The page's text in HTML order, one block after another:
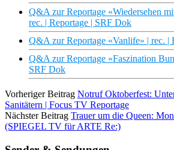
Q&A zur Reportage «Wiedersehen
rec. | Reportage | SRF Dok
Q&A zur Reportage «Vanlife» | rec. |
Q&A zur Reportage «Faszination
SRF Dok
Vorheriger Beitrag Notruf Oktoberfest:
Sanitätern | Focus TV Reportage
Nächster Beitrag Trauer um die Queen:
(SPIEGEL TV für ARTE Re:)